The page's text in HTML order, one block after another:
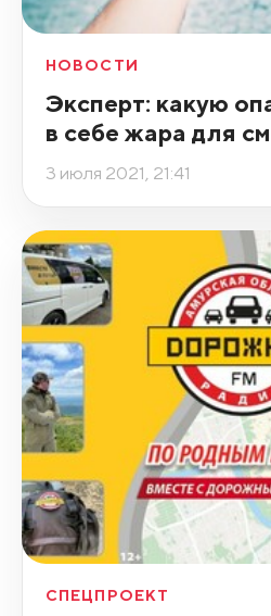
НОВОСТИ
Эксперт: какую
в себе жара для
3 июля 2021, 21:41
СПЕЦПРОЕКТ